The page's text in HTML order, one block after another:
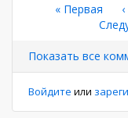
страниц
Первая
страница
« Первая
Показать все
Войдите или